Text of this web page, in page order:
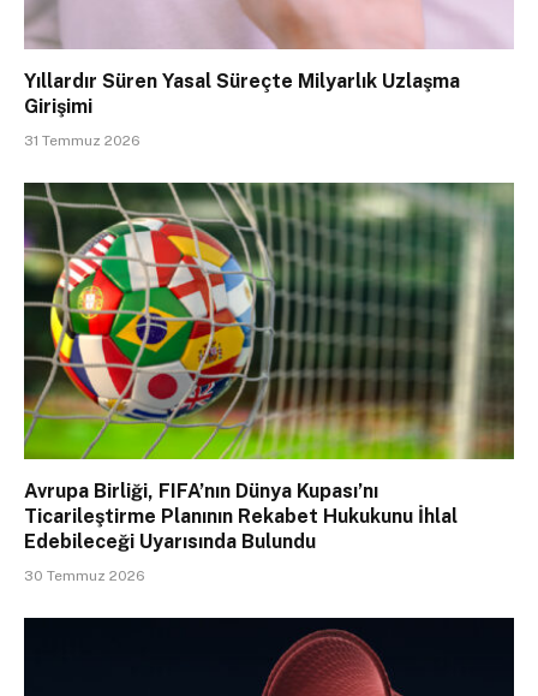
Yıllardır Süren Yasal Süreçte Milyarlık Uzlaşma
Girişimi
31 Temmuz 2026
Avrupa Birliği, FIFA’nın Dünya Kupası’nı
Ticarileştirme Planının Rekabet Hukukunu İhlal
Edebileceği Uyarısında Bulundu
30 Temmuz 2026